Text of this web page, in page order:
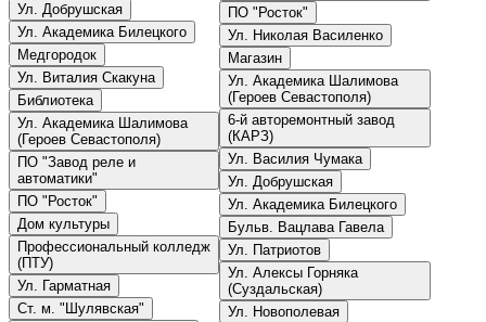
Ул. Добрушская
Ул. Академика Билецкого
Медгородок
Ул. Виталия Скакуна
Библиотека
Ул. Академика Шалимова
(Героев Севастополя)
ПО "Завод реле и
автоматики"
ПО "Росток"
Дом культуры
Профессиональный колледж
(ПТУ)
Ул. Гарматная
Ст. м. "Шулявская"
ПО "Росток"
Ул. Николая Василенко
Магазин
Ул. Академика Шалимова
(Героев Севастополя)
6-й авторемонтный завод
(КАРЗ)
Ул. Василия Чумака
Ул. Добрушская
Ул. Академика Билецкого
Бульв. Вацлава Гавела
Ул. Патриотов
Ул. Алексы Горняка
(Суздальская)
Ул. Новополевая